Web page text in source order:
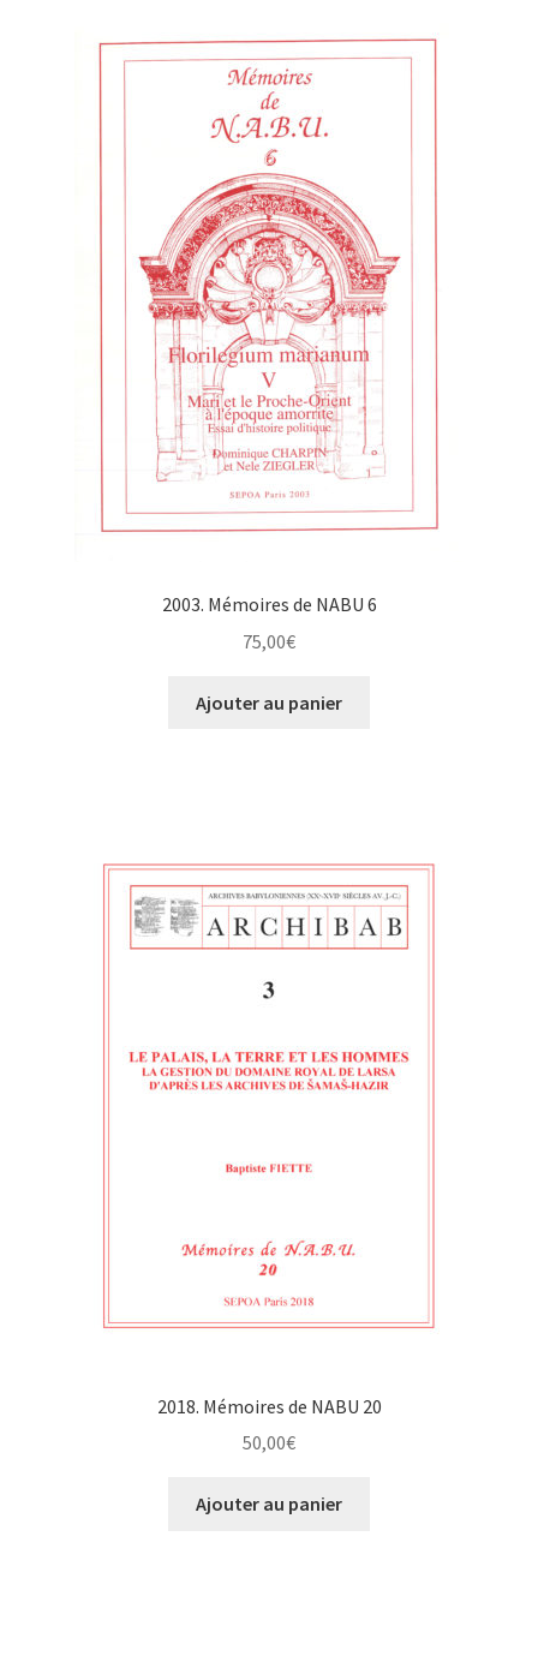
2003. Mémoires de NABU 6
75,00€
Ajouter au panier
2018. Mémoires de NABU 20
50,00€
Ajouter au panier